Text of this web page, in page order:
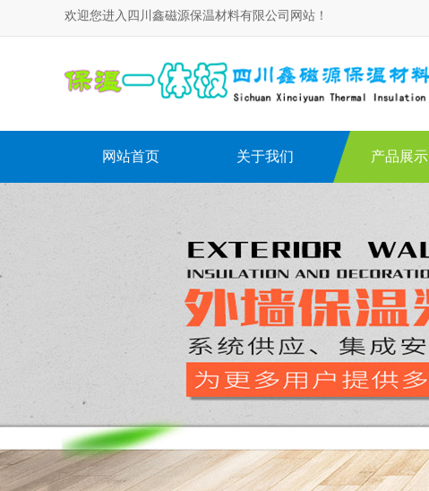
欢迎您进入四川鑫磁源保温材料有限公司网站！
网站首页 关于我们 产品展示